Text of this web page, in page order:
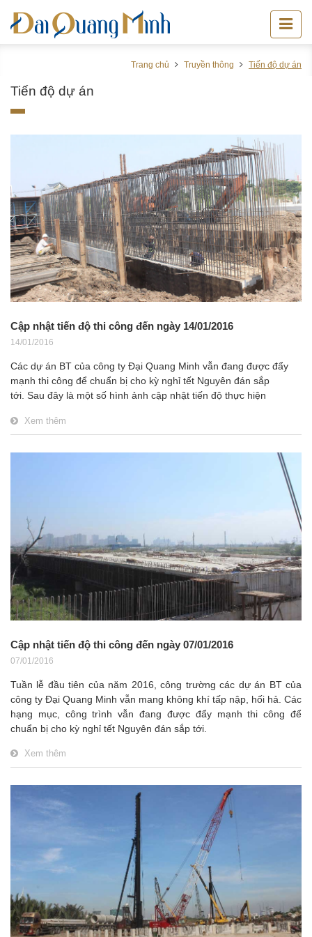
Trang chủ Truyền thông Tiến độ dự án
Tiến độ dự án
Cập nhật tiến độ thi công đến ngày 14/01/2016
14/01/2016
Các dự án BT của công ty Đại Quang Minh vẫn đang được đẩy
mạnh thi công để chuẩn bị cho kỳ nghỉ tết Nguyên đán sắp
tới. Sau đây là một số hình ảnh cập nhật tiến độ thực hiện
Xem thêm
Cập nhật tiến độ thi công đến ngày 07/01/2016
07/01/2016
Tuần lễ đầu tiên của năm 2016, công trường các dự án BT của
công ty Đại Quang Minh vẫn mang không khí tấp nập, hối hả. Các
hạng mục, công trình vẫn đang được đẩy mạnh thi công để
chuẩn bị cho kỳ nghỉ tết Nguyên đán sắp tới.
Xem thêm